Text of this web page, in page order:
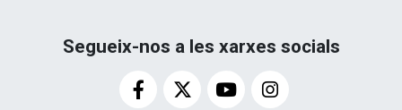
Segueix-nos a les xarxes socials